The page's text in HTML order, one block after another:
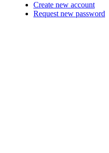
Create new account
Request new password